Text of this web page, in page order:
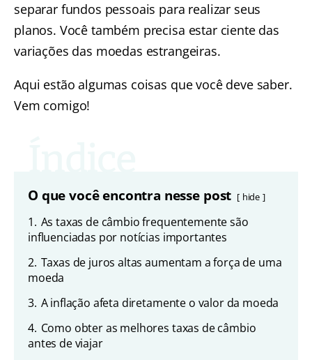
separar fundos pessoais para realizar seus
planos. Você também precisa estar ciente das
variações das moedas estrangeiras.
Aqui estão algumas coisas que você deve saber.
Vem comigo!
O que você encontra nesse post hide
1. As taxas de câmbio frequentemente são
influenciadas por notícias importantes
2. Taxas de juros altas aumentam a força de uma
moeda
3. A inflação afeta diretamente o valor da moeda
4. Como obter as melhores taxas de câmbio
antes de viajar